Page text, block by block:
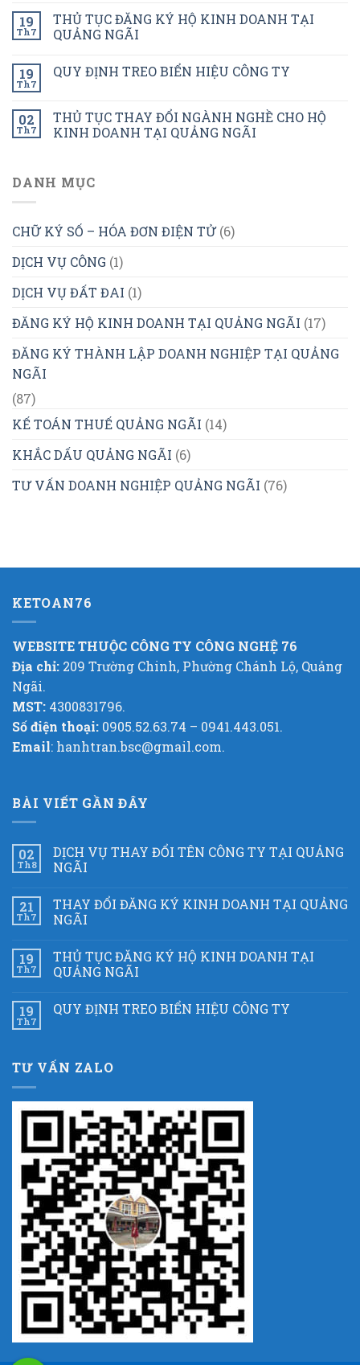
19
Th7
THỦ TỤC ĐĂNG KÝ HỘ KINH DOANH TẠI
QUẢNG NGÃI
19
Th7
QUY ĐỊNH TREO BIỂN HIỆU CÔNG TY
02
Th7
THỦ TỤC THAY ĐỔI NGÀNH NGHỀ CHO HỘ
KINH DOANH TẠI QUẢNG NGÃI
DANH MỤC
CHỮ KÝ SỐ – HÓA ĐƠN ĐIỆN TỬ(6)
DỊCH VỤ CÔNG (1)
DỊCH VỤ ĐẤT ĐAI (1)
ĐĂNG KÝ HỘ KINH DOANH TẠI QUẢNG NGÃI (17)
ĐĂNG KÝ THÀNH LẬP DOANH NGHIỆP TẠI QUẢNG
NGÃI
(87)
KẾ TOÁN THUẾ QUẢNG NGÃI (14)
KHẮC DẤU QUẢNG NGÃI (6)
TƯ VẤN DOANH NGHIỆP QUẢNG NGÃI (76)
KETOAN76
WEBSITE THUỘC CÔNG TY CÔNG NGHỆ 76
Địa chỉ: 209 Trường Chinh, Phường Chánh Lộ, Quảng
Ngãi.
MST: 4300831796.
Số điện thoại: 0905.52.63.74 – 0941.443.051.
Email: hanhtran.bsc@gmail.com.
BÀI VIẾT GẦN ĐÂY
02
Th8
DỊCH VỤ THAY ĐỔI TÊN CÔNG TY TẠI QUẢNG
NGÃI
21
Th7
THAY ĐỔI ĐĂNG KÝ KINH DOANH TẠI QUẢNG
NGÃI
19
Th7
THỦ TỤC ĐĂNG KÝ HỘ KINH DOANH TẠI
QUẢNG NGÃI
19
Th7
QUY ĐỊNH TREO BIỂN HIỆU CÔNG TY
TƯ VẤN ZALO